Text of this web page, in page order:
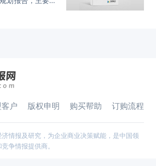
重点企业发展分
户 版权申明 购买帮助 订购流程
情报及研究，为企业商业决策赋能，是中国领
争情报提供商。